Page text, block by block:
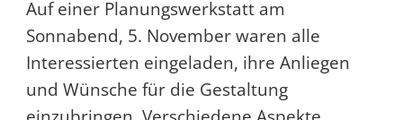
Auf einer Planungswerkstatt am
Sonnabend, 5. November waren alle
Interessierten eingeladen, ihre Anliegen
und Wünsche für die Gestaltung